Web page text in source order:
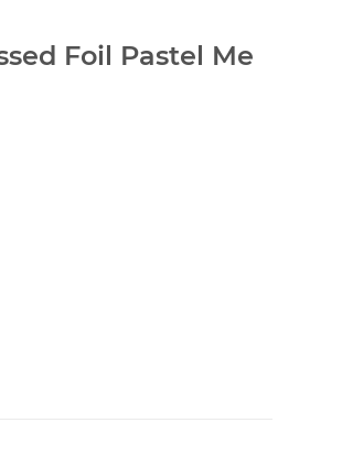
Foil Pastel Me